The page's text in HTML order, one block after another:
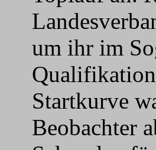
um ihr im
Startkurve
Beobachter